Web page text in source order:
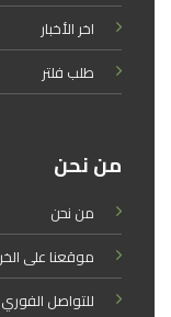
اخر الأخبار
طلب فلتر
من نحن
من نحن
موقعنا على
للتواصل